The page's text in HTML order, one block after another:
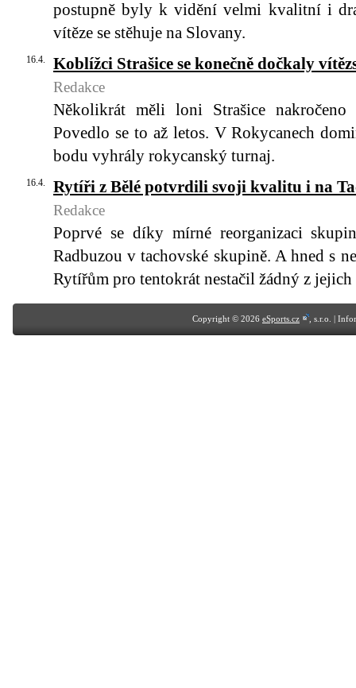
postupně byly k vidění velmi kvalitní i
vítěze se stěhuje na Slovany.
16.4. Koblížci Strašice se konečně dočkaly
Redakce
Několikrát měli loni Strašice nakročeno
Povedlo se to až letos. V Rokycanech
bodu vyhrály rokycanský turnaj.
16.4. Rytíři z Bělé potvrdili svoji kvalitu i na
Redakce
Poprvé se díky mírné reorganizaci
Radbuzou v tachovské skupině. A hned s
Rytířům pro tentokrát nestačil žádný z jejich
Copyright © 2026 eSports.cz , s.r.o. |